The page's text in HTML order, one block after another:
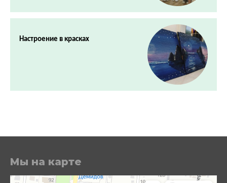
Настроение в красках
Мы на карте